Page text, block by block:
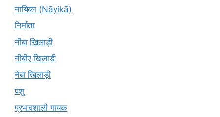
नायिका (Nāyikā)
निर्माता
नीबा खिलाड़ी
नीबीए खिलाड़ी
नेबा खिलाड़ी
पशु
प्रभावशाली गायक